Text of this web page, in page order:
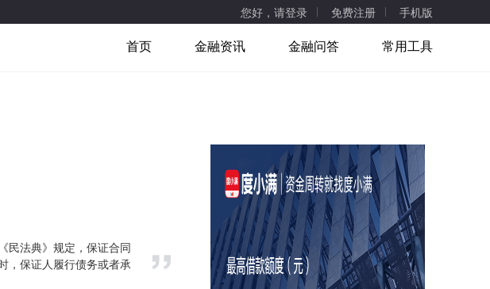
您好，请登录 免费注册 手机版
首页 金融资讯 金融问答 常用工具
民法典》规定，保证合同
，保证人履行债务或者承